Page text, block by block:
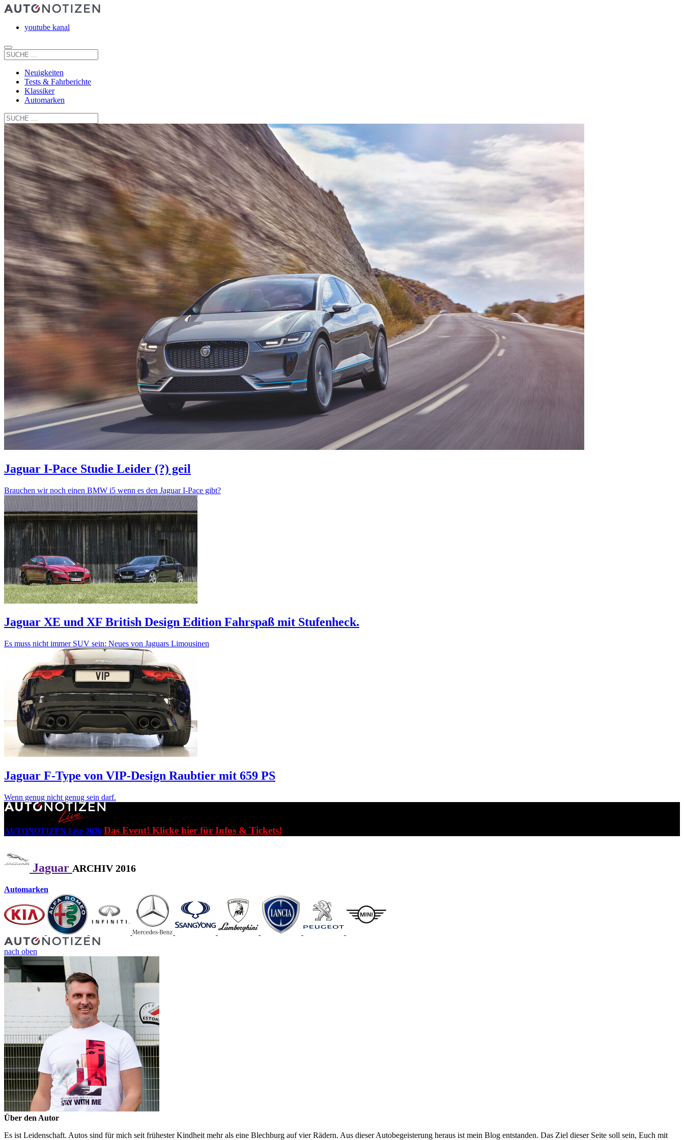
youtube kanal
Neuigkeiten
Tests & Fahrberichte
Klassiker
Automarken
Jaguar I-Pace Studie Leider (?) geil
Brauchen wir noch einen BMW i5 wenn es den Jaguar I-Pace gibt?
Jaguar XE und XF British Design Edition Fahrspaß mit Stufenheck.
Es muss nicht immer SUV sein: Neues von Jaguars Limousinen
Jaguar F-Type von VIP-Design Raubtier mit 659 PS
Wenn genug nicht genug sein darf.
AUTONOTIZEN Live 2026 Das Event! Klicke hier für Infos & Tickets!
Jaguar ARCHIV 2016
Automarken
nach oben
Über den Autor
Es ist Leidenschaft. Autos sind für mich seit frühester Kindheit mehr als eine Blechburg auf vier Rädern. Aus dieser Autobegeisterung heraus ist mein Blog entstanden. Das Ziel dieser Seite soll sein, Euch mit